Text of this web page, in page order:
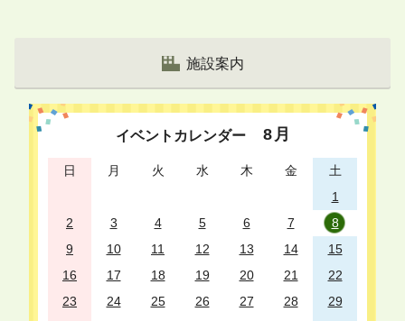
施設案内
イベントカレンダー 8 月
日 月 火 水 木 金
土
1
2
3 4 5 6 7
8
9
10 11 12 13 14
15
16
17 18 19 20 21
22
23
24 25 26 27 28
29